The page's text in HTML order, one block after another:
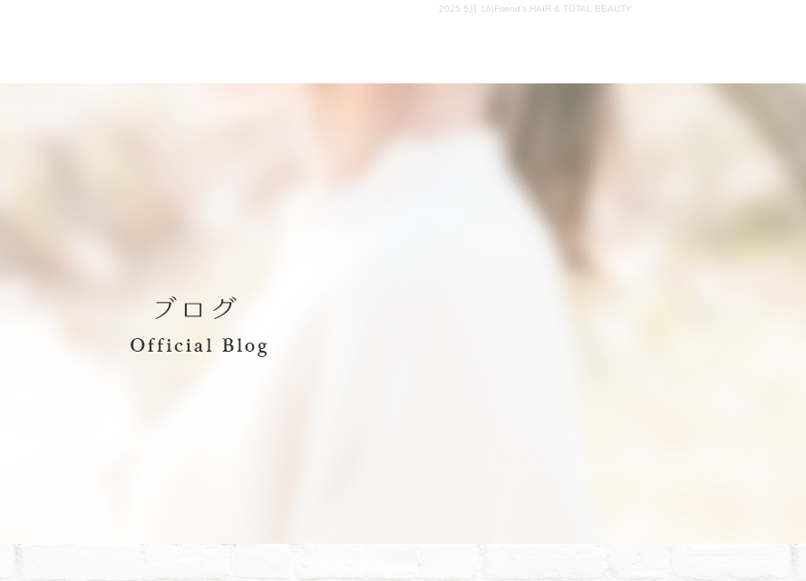
2025 5月 16|Friend's HAIR & TOTAL BEAUTY